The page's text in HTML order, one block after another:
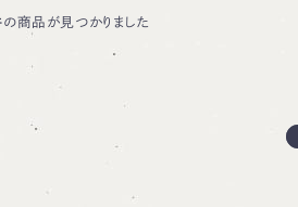
の商品が見つかりました